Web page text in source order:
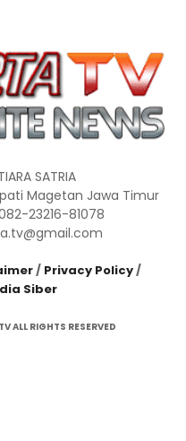
SATRIA
Magetan Jawa Timur
23216-81078
/ Privacy Policy/
Siber
ALL RIGHTS RESERVED